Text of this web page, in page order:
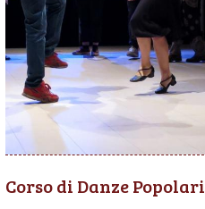
Corso di Danze Popolari